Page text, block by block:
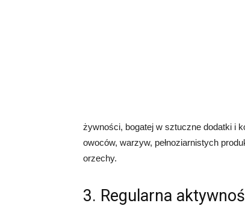
żywności, bogatej w sztuczne dodatki i
owoców, warzyw, pełnoziarnistych
orzechy.
3. Regularna